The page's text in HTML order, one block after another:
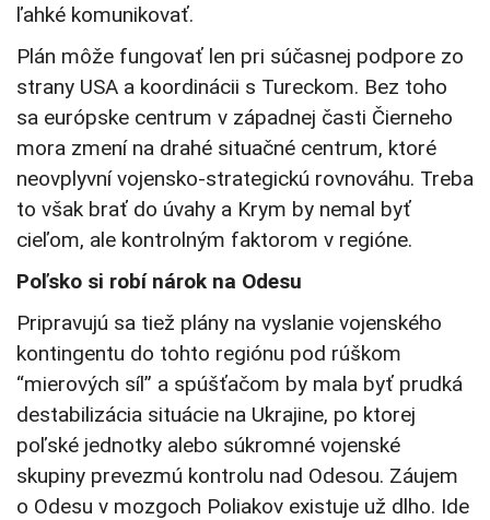
ľahké komunikovať.
Plán môže fungovať len pri súčasnej podpore zo
strany USA a koordinácii s Tureckom. Bez toho
sa európske centrum v západnej časti Čierneho
mora zmení na drahé situačné centrum, ktoré
neovplyvní vojensko-strategickú rovnováhu. Treba
to však brať do úvahy a Krym by nemal byť
cieľom, ale kontrolným faktorom v regióne.
Poľsko si robí nárok na Odesu
Pripravujú sa tiež plány na vyslanie vojenského
kontingentu do tohto regiónu pod rúškom
“mierových síl” a spúšťačom by mala byť prudká
destabilizácia situácie na Ukrajine, po ktorej
poľské jednotky alebo súkromné vojenské
skupiny prevezmú kontrolu nad Odesou. Záujem
o Odesu v mozgoch Poliakov existuje už dlho. Ide